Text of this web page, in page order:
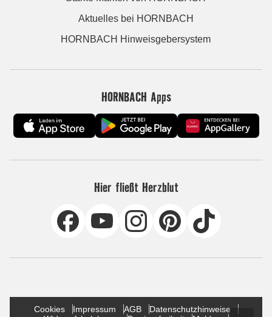
Aktuelles bei HORNBACH
HORNBACH Hinweisgebersystem
HORNBACH Apps
Hier fließt Herzblut
Cookies Impressum AGB
Datenschutzhinweise